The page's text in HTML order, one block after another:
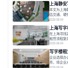
上海静安
本文为上海
估交通、硬
出打破固定
以说明。
价值、助力
2026-08-04
上海写字
在上海寻找
租赁流程复
为例，其提
业应明确
空间，对于
2026-08-04
写字楼租
企业选择办
务，将企业